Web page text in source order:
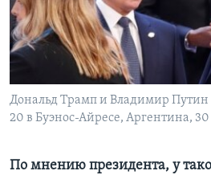
Learning English
СОЦИАЛЬНЫЕ СЕТИ
Дональд Трамп и Владимир Путин
20 в Буэнос-Айресе, Аргентина, 30
По мнению президента, у